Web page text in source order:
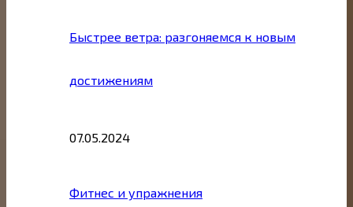
Быстрее ветра: разгоняемся к новым
достижениям
07.05.2024
Фитнес и упражнения